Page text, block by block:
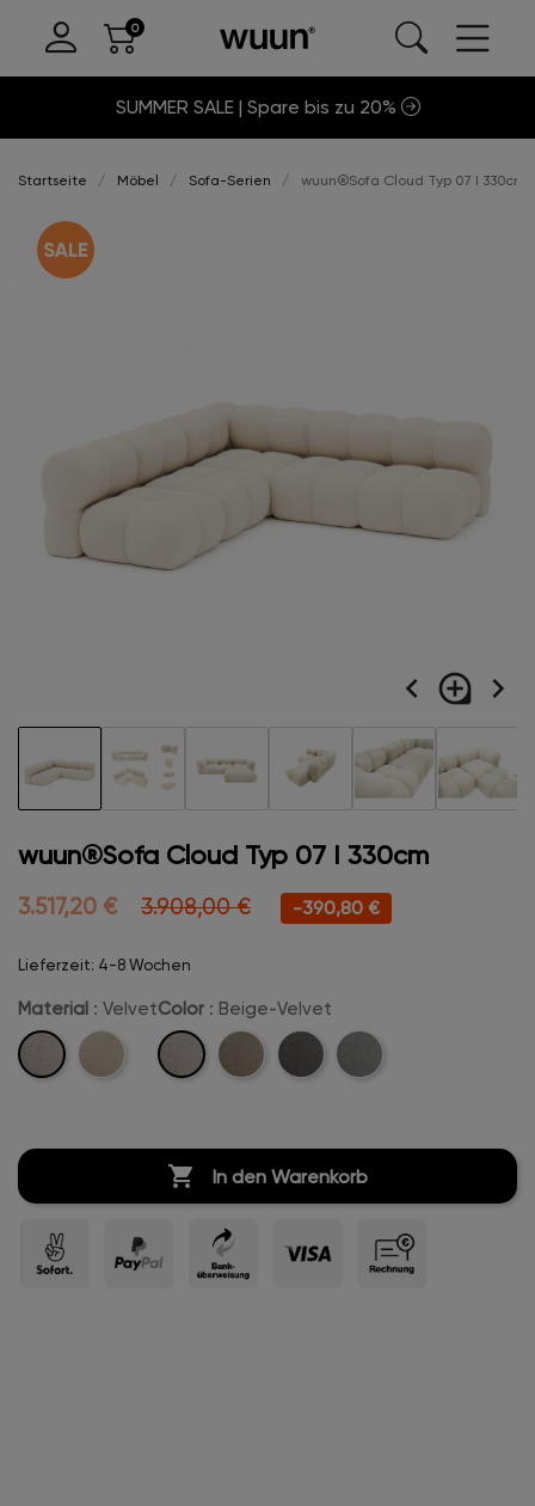
SUMMER SALE | Spare bis zu 20%
Startseite Möbel Sofa-Serien wuun®Sofa Cloud Typ 07 I 330cm
navigate_before loupe navigate_next
wuun®Sofa Cloud Typ 07 I 330cm
3.517,20 € 3.908,00 € -390,80 €
Lieferzeit: 4-8 Wochen
Material : Velvet
Velvet Boucle
Color : Beige-Velvet
Beige-
Velvet
Camel-Anthrazit-Hellgrau-
 In den Warenkorb